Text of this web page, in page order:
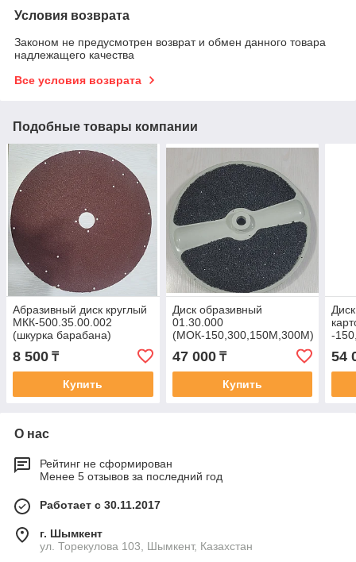
Условия возврата
Законом не предусмотрен возврат и обмен данного товара
надлежащего качества
Все условия возврата
Подобные товары компании
Абразивный диск круглый
МКК-500.35.00.002
(шкурка барабана)
8 500 ₸
Купить
Диск образивный
01.30.000
(МОК-150,300,150М,300М)
47 000₸
Купить
-
54
О нас
Рейтинг не сформирован
Менее 5 отзывов за последний год
Работает с 30.11.2017
г. Шымкент
ул. Торекулова 103, Шымкент, Казахстан